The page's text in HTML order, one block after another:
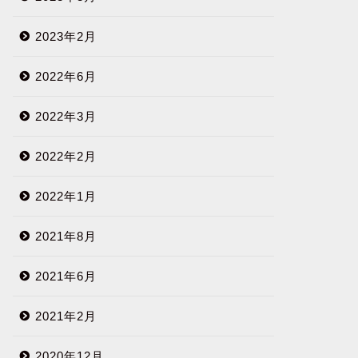
2023年2月
2022年6月
2022年3月
2022年2月
2022年1月
2021年8月
2021年6月
2021年2月